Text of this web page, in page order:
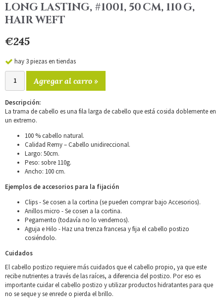
LONG LASTING, #1001, 50 CM, 110 G,
HAIR WEFT
€245
hay 3 piezas en tiendas
Agregar al carro »
Descripción:
La trama de cabello es una fila larga de cabello que está cosida doblemente en
un extremo.
100 % cabello natural.
Calidad Remy – Cabello unidireccional.
Largo: 50cm.
Peso: sobre 110g.
Ancho: 100 cm.
Ejemplos de accesorios para la fijación
Clips - Se cosen a la cortina (se pueden comprar bajo Accesorios).
Anillos micro - Se cosen a la cortina.
Pegamento (todavía no lo vendemos).
Aguja e Hilo - Haz una trenza francesa y fija el cabello postizo
cosiéndolo.
Cuidados
El cabello postizo requiere más cuidados que el cabello propio, ya que este
recibe nutrientes a través de las raíces, a diferencia del postizo. Por eso es
importante cuidar el cabello postizo y utilizar productos hidratantes para que
no se seque y se enrede o pierda el brillo.